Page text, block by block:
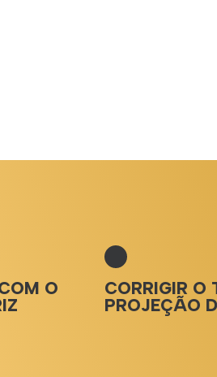
O
CORRIGIR O
PROJEÇÃO